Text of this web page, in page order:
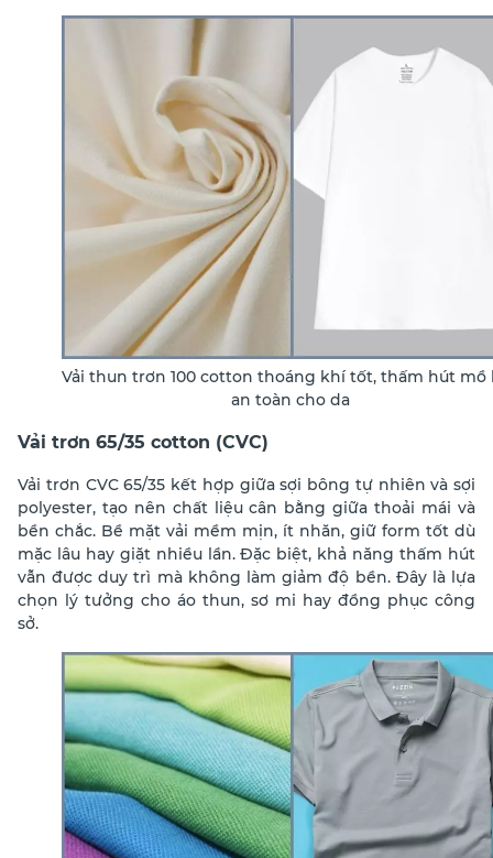
Vải thun trơn 100 cotton thoáng khí tốt, thấm hút mồ
an toàn cho da
Vải trơn 65/35 cotton (CVC)
Vải trơn CVC 65/35 kết hợp giữa sợi bông tự nhiên và sợi
polyester, tạo nên chất liệu cân bằng giữa thoải mái và
bền chắc. Bề mặt vải mềm mịn, ít nhăn, giữ form tốt dù
mặc lâu hay giặt nhiều lần. Đặc biệt, khả năng thấm hút
vẫn được duy trì mà không làm giảm độ bền. Đây là lựa
chọn lý tưởng cho áo thun, sơ mi hay đồng phục công
sở.